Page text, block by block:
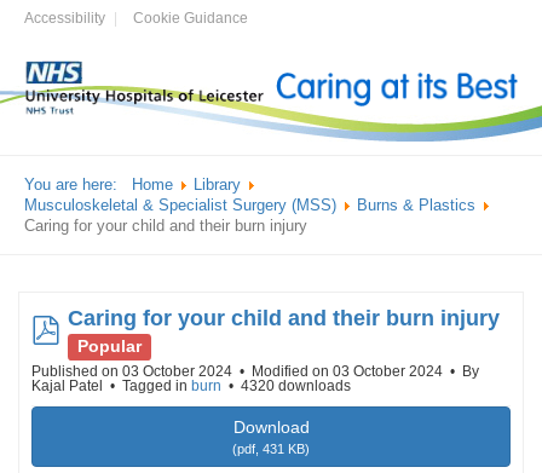
Accessibility Cookie Guidance
You are here: Home
Library
Musculoskeletal & Specialist Surgery (MSS)
Burns & Plastics
Caring for your child and their burn injury
pdf
Caring for your child and their burn injury
Popular
Published on 03 October 2024 Modified on 03 October 2024
By
Kajal Patel
Tagged in burn 4320 downloads
Download
(pdf, 431 KB)